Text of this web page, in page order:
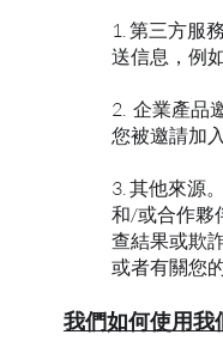
1. 第三方服
送信息，例
2. 企業產品
您被邀請加
3. 其他來源
和/或合作夥
查結果或欺
或者有關您
我們如何使用我